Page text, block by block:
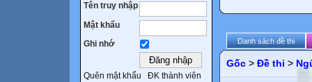
Tên truy nhập
Mật khẩu
Ghi nhớ
Quên mật khẩu ĐK thành viên
Danh sách đề thi
Gốc > Đề thi >